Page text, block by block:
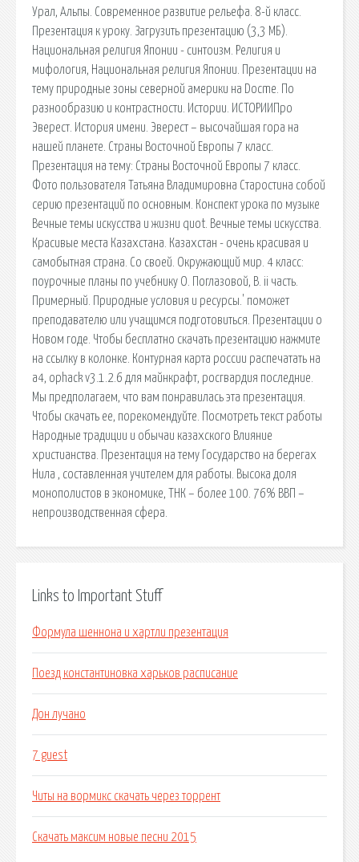
Урал, Альпы. Современное развитие рельефа. 8-й класс.
Презентация к уроку. Загрузить презентацию (3,3 МБ).
Национальная религия Японии - синтоизм. Религия и
мифология, Национальная религия Японии. Презентации на
тему природные зоны северной америки на Docme. По
разнообразию и контрастности. Истории. ИСТОРИИПро
Эверест. История имени. Эверест – высочайшая гора на
нашей планете. Страны Восточной Европы 7 класс.
Презентация на тему: Страны Восточной Европы 7 класс.
Фото пользователя Татьяна Владимировна Старостина собой
серию презентаций по основным. Конспект урока по музыке
Вечные темы искусства и жизни quot. Вечные темы искусства.
Красивые места Казахстана. Казахстан - очень красивая и
самобытная страна. Со своей. Окружающий мир. 4 класс:
поурочные планы по учебнику О. Поглазовой, В. ii часть.
Примерный. Природные условия и ресурсы.' поможет
преподавателю или учащимся подготовиться. Презентации о
Новом годе. Чтобы бесплатно скачать презентацию нажмите
на ссылку в колонке. Контурная карта россии распечатать на
а4, ophack v3.1.2.6 для майнкрафт, росгвардия последние.
Мы предполагаем, что вам понравилась эта презентация.
Чтобы скачать ее, порекомендуйте. Поcмотреть текст работы
Народные традиции и обычаи казахского Влияние
христианства. Презентация на тему Государство на берегах
Нила , составленная учителем для работы. Высока доля
монополистов в экономике, ТНК – более 100. 76% ВВП –
непроизводственная сфера.
Links to Important Stuff
Формула шеннона и хартли презентация
Поезд константиновка харьков расписание
Дон лучано
7 guest
Читы на вормикс скачать через торрент
Скачать максим новые песни 2015